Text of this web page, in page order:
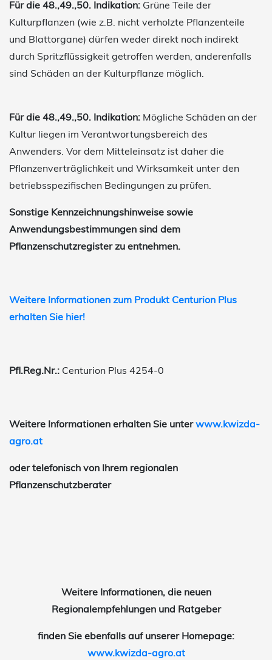
Für die 48.,49.,50. Indikation: Grüne Teile der
Kulturpflanzen (wie z.B. nicht verholzte Pflanzenteile
und Blattorgane) dürfen weder direkt noch indirekt
durch Spritzflüssigkeit getroffen werden, anderenfalls
sind Schäden an der Kulturpflanze möglich.
Für die 48.,49.,50. Indikation: Mögliche Schäden an der
Kultur liegen im Verantwortungsbereich des
Anwenders. Vor dem Mitteleinsatz ist daher die
Pflanzenverträglichkeit und Wirksamkeit unter den
betriebsspezifischen Bedingungen zu prüfen.
Sonstige Kennzeichnungshinweise sowie
Anwendungsbestimmungen sind dem
Pflanzenschutzregister zu entnehmen.
Weitere Informationen zum Produkt Centurion Plus
erhalten Sie hier!
Pfl.Reg.Nr.: Centurion Plus 4254-0
Weitere Informationen erhalten Sie unterwww.kwizda-
agro.at
oder telefonisch von Ihrem regionalen
Pflanzenschutzberater
Weitere Informationen, die neuen
Regionalempfehlungen und Ratgeber
finden Sie ebenfalls auf unserer Homepage:
www.kwizda-agro.at